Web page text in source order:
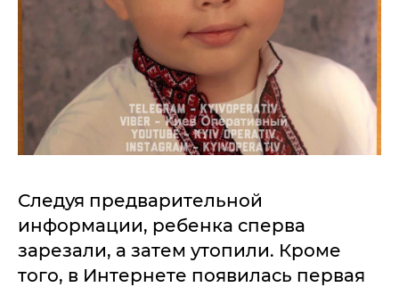
Следуя предварительной
информации, ребенка сперва
зарезали, а затем утопили. Кроме
того, в Интернете появилась первая